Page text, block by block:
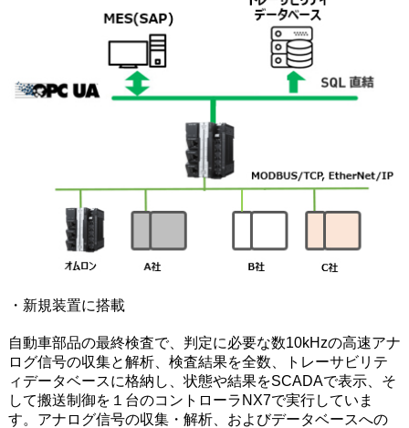
・新規装置に搭載
自動車部品の最終検査で、判定に必要な数10kHzの高速アナ
ログ信号の収集と解析、検査結果を全数、トレーサビリテ
ィデータベースに格納し、状態や結果をSCADAで表示、そ
して搬送制御を１台のコントローラNX7で実行していま
す。アナログ信号の収集・解析、およびデータベースへの